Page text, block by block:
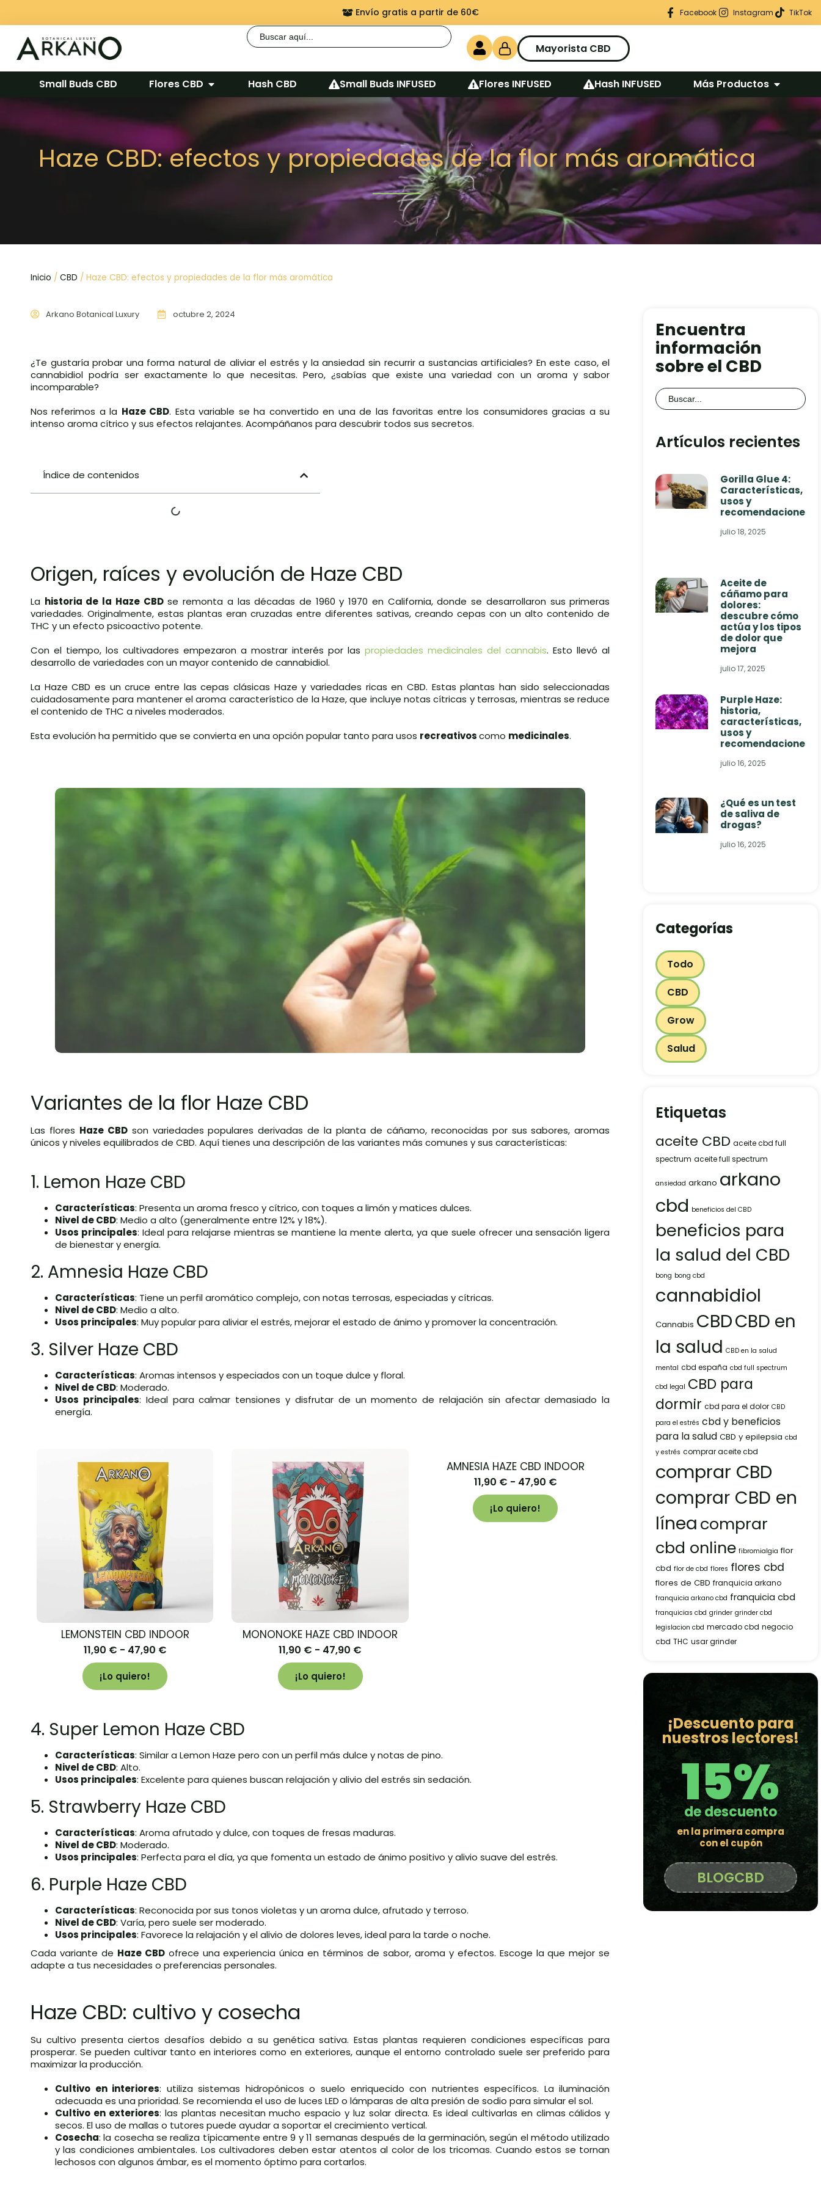
Envío gratis a partir de 60€ Regalo seguro en cada pedidoFacebook Instagram TikTok
Mayorista CBD
Buscar:
Small Buds CBD Flores CBD Hash CBD Small Buds INFUSED Flores INFUSED Hash INFUSED Más Productos
Haze CBD: efectos y propiedades de la flor más aromática
Inicio / CBD / Haze CBD: efectos y propiedades de la flor más aromática
Arkano Botanical Luxury octubre 2, 2024
¿Te gustaría probar una forma natural de aliviar el estrés y la ansiedad sin recurrir a sustancias artificiales? En este caso, el
cannabidiol podría ser exactamente lo que necesitas. Pero, ¿sabías que existe una variedad con un aroma y sabor
incomparable?
Nos referimos a la Haze CBD. Esta variable se ha convertido en una de las favoritas entre los consumidores gracias a su
intenso aroma cítrico y sus efectos relajantes. Acompáñanos para descubrir todos sus secretos.
Índice de contenidos
Origen, raíces y evolución de Haze CBD
La historia de la Haze CBDse remonta a las décadas de 1960 y 1970 en California, donde se desarrollaron sus primeras
variedades. Originalmente, estas plantas eran cruzadas entre diferentes sativas, creando cepas con un alto contenido de
THC y un efecto psicoactivo potente.
Con el tiempo, los cultivadores empezaron a mostrar interés por laspropiedades medicinales del cannabis. Esto llevó al
desarrollo de variedades con un mayor contenido de cannabidiol.
La Haze CBD es un cruce entre las cepas clásicas Haze y variedades ricas en CBD. Estas plantas han sido seleccionadas
cuidadosamente para mantener el aroma característico de la Haze, que incluye notas cítricas y terrosas, mientras se reduce
el contenido de THC a niveles moderados.
Esta evolución ha permitido que se convierta en una opción popular tanto para usos recreativoscomo medicinales.
Variantes de la flor Haze CBD
Las flores Haze CBDson variedades populares derivadas de la planta de cáñamo, reconocidas por sus sabores, aromas
únicos y niveles equilibrados de CBD. Aquí tienes una descripción de las variantes más comunes y sus características:
1. Lemon Haze CBD
Características: Presenta un aroma fresco y cítrico, con toques a limón y matices dulces.
Nivel de CBD: Medio a alto (generalmente entre 12% y 18%).
Usos principales: Ideal para relajarse mientras se mantiene la mente alerta, ya que suele ofrecer una sensación ligera
de bienestar y energía.
2. Amnesia Haze CBD
Características: Tiene un perfil aromático complejo, con notas terrosas, especiadas y cítricas.
Nivel de CBD: Medio a alto.
Usos principales: Muy popular para aliviar el estrés, mejorar el estado de ánimo y promover la concentración.
3. Silver Haze CBD
Características: Aromas intensos y especiados con un toque dulce y floral.
Nivel de CBD: Moderado.
Usos principales: Ideal para calmar tensiones y disfrutar de un momento de relajación sin afectar demasiado la
energía.
LEMONSTEIN CBD INDOOR
11,90 € - 47,90 €
¡Lo quiero!
MONONOKE HAZE CBD INDOOR
11,90 € - 47,90 €
¡Lo quiero!
AMNESIA HAZE CBD INDOOR
11,90 € - 47,90 €
¡Lo quiero!
4. Super Lemon Haze CBD
Características: Similar a Lemon Haze pero con un perfil más dulce y notas de pino.
Nivel de CBD: Alto.
Usos principales: Excelente para quienes buscan relajación y alivio del estrés sin sedación.
5. Strawberry Haze CBD
Características: Aroma afrutado y dulce, con toques de fresas maduras.
Nivel de CBD: Moderado.
Usos principales: Perfecta para el día, ya que fomenta un estado de ánimo positivo y alivio suave del estrés.
6. Purple Haze CBD
Características: Reconocida por sus tonos violetas y un aroma dulce, afrutado y terroso.
Nivel de CBD: Varía, pero suele ser moderado.
Usos principales: Favorece la relajación y el alivio de dolores leves, ideal para la tarde o noche.
Cada variante de Haze CBDofrece una experiencia única en términos de sabor, aroma y efectos. Escoge la que mejor se
adapte a tus necesidades o preferencias personales.
Haze CBD: cultivo y cosecha
Su cultivo presenta ciertos desafíos debido a su genética sativa. Estas plantas requieren condiciones específicas para
prosperar. Se pueden cultivar tanto en interiores como en exteriores, aunque el entorno controlado suele ser preferido para
maximizar la producción.
Cultivo en interiores: utiliza sistemas hidropónicos o suelo enriquecido con nutrientes específicos. La iluminación
adecuada es una prioridad. Se recomienda el uso de luces LED o lámparas de alta presión de sodio para simular el sol.
Cultivo en exteriores: las plantas necesitan mucho espacio y luz solar directa. Es ideal cultivarlas en climas cálidos y
secos. El uso de mallas o tutores puede ayudar a soportar el crecimiento vertical.
Cosecha: la cosecha se realiza típicamente entre 9 y 11 semanas después de la germinación, según el método utilizado
y las condiciones ambientales. Los cultivadores deben estar atentos al color de los tricomas. Cuando estos se tornan
lechosos con algunos ámbar, es el momento óptimo para cortarlos.
Encuentra
información
sobre el CBD
Buscar:
Artículos recientes
Gorilla Glue 4:
Características,
usos y
recomendaciones
julio 18, 2025
Aceite de
cáñamo para
dolores:
descubre cómo
actúa y los tipos
de dolor que
mejora
julio 17, 2025
Purple Haze:
historia,
características,
usos y
recomendaciones
julio 16, 2025
¿Qué es un test
de saliva de
drogas?
julio 16, 2025
Categorías
Todo
CBD
Grow
Salud
Etiquetas
aceite CBD aceite cbd full
spectrum aceite full spectrum
ansiedad arkano arkano
cbd beneficios del CBD
beneficios para
la salud del CBD
bong bong cbd
cannabidiol
Cannabis CBDCBD en
la salud CBD en la salud
mental cbd españa cbd full spectrum
cbd legal CBD para
dormir cbd para el dolor CBD
para el estrés cbd y beneficios
para la salud CBD y epilepsia cbd
y estrés comprar aceite cbd
comprar CBD
comprar CBD en
líneacomprar
cbd online fibromialgia flor
cbd flor de cbd flores flores cbd
flores de CBD franquicia arkano
franquicia arkano cbd franquicia cbd
franquicias cbd grinder grinder cbd
legislacion cbd mercado cbd negocio
cbd THC usar grinder
¡Descuento para
nuestros lectores!
15%
de descuento
en la primera compra
con el cupón
BLOGCBD